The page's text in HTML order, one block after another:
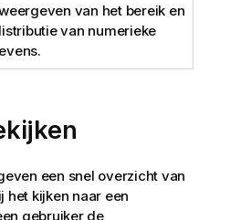
van het bereik en
van numerieke
een snel overzicht van
het kijken naar een
gebruiker de